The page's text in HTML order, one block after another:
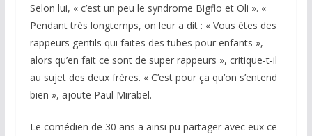
Selon lui, « c’est un peu le syndrome Bigflo et Oli ». «
Pendant très longtemps, on leur a dit : « Vous êtes des
rappeurs gentils qui faites des tubes pour enfants »,
alors qu’en fait ce sont de super rappeurs », critique-t-il
au sujet des deux frères. « C’est pour ça qu’on s’entend
bien », ajoute Paul Mirabel.
Le comédien de 30 ans a ainsi pu partager avec eux ce